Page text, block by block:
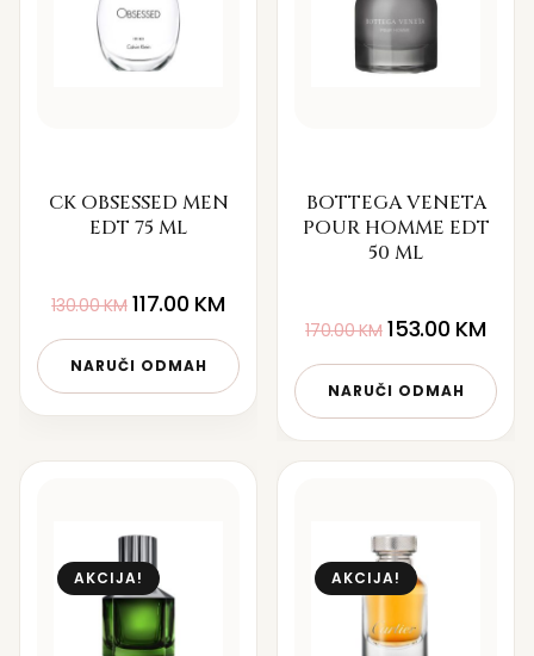
CK OBSESSED MEN
EDT 75 ML
130.00KM 117.00 KM
NARUČI ODMAH
BOTTEGA VENETA
POUR HOMME EDT
50 ML
170.00KM 153.00 KM
NARUČI ODMAH
AKCIJA! AKCIJA!